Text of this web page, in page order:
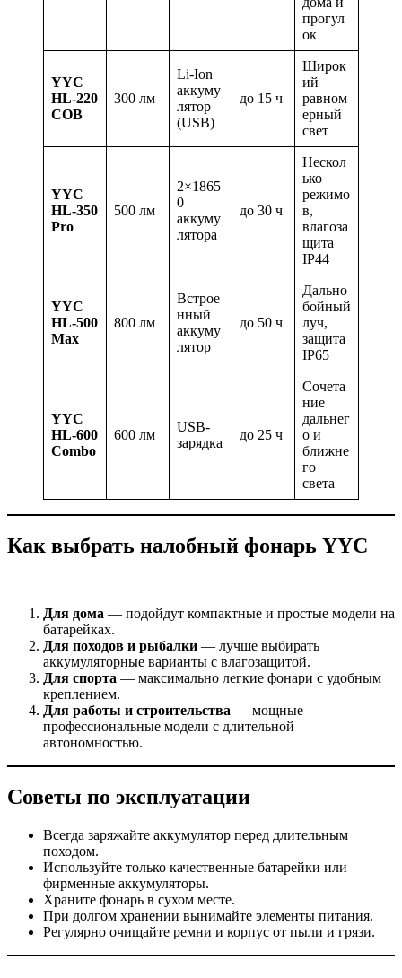
прогул
ок
YYC
HL-220
COB
300 лм
Li-Ion
аккуму
лятор
(USB)
до 15 ч
Широк
ий
равном
ерный
свет
YYC
HL-350
Pro
500 лм
2×1865
0
аккуму
лятора
до 30 ч
Нескол
ько
режимо
в,
влагоза
щита
IP44
YYC
HL-500
Max
800 лм
Встрое
нный
аккуму
лятор
до 50 ч
Дально
бойный
луч,
защита
IP65
YYC
HL-600
Combo
600 лм
USB-
зарядка
до 25 ч
Сочета
ние
дальнег
о и
ближне
го
света
Как выбрать налобный фонарь YYC
Для дома — подойдут компактные и простые модели на
батарейках.
Для походов и рыбалки — лучше выбирать
аккумуляторные варианты с влагозащитой.
Для спорта — максимально легкие фонари с удобным
креплением.
Для работы и строительства — мощные
профессиональные модели с длительной
автономностью.
Советы по эксплуатации
Всегда заряжайте аккумулятор перед длительным
походом.
Используйте только качественные батарейки или
фирменные аккумуляторы.
Храните фонарь в сухом месте.
При долгом хранении вынимайте элементы питания.
Регулярно очищайте ремни и корпус от пыли и грязи.